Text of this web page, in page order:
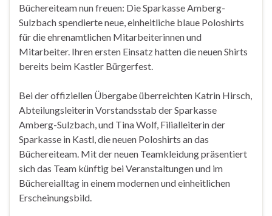
Büchereiteam nun freuen: Die Sparkasse Amberg-
Sulzbach spendierte neue, einheitliche blaue Poloshirts
für die ehrenamtlichen Mitarbeiterinnen und
Mitarbeiter. Ihren ersten Einsatz hatten die neuen Shirts
bereits beim Kastler Bürgerfest.
Bei der offiziellen Übergabe überreichten Katrin Hirsch,
Abteilungsleiterin Vorstandsstab der Sparkasse
Amberg-Sulzbach, und Tina Wolf, Filialleiterin der
Sparkasse in Kastl, die neuen Poloshirts an das
Büchereiteam. Mit der neuen Teamkleidung präsentiert
sich das Team künftig bei Veranstaltungen und im
Büchereialltag in einem modernen und einheitlichen
Erscheinungsbild.